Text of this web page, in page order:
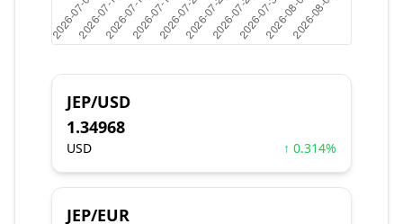
JEP/USD
1.34968
USD ↑ 0.314%
JEP/EUR